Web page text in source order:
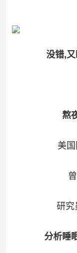
没错,
熬
美
研究
分析睡